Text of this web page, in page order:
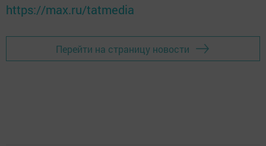
https://max.ru/tatmedia
Перейти на страницу новости